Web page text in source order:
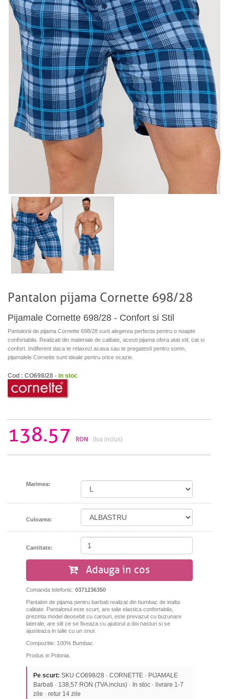
Pantalon pijama Cornette 698/28
Pijamale Cornette 698/28 - Confort si Stil
Pantalonii de pijama Cornette 698/28 sunt alegerea perfecta pentru o noapte
confortabila. Realizati din materiale de calitate, acesti pijama ofera atat stil, cat si
confort. Indiferent daca te relaxezi acasa sau te pregatesti pentru somn,
pijamalele Cornette sunt ideale pentru orice ocazie.
Cod : CO698/28 - in stoc
138.57 RON (tva inclus)
Marimea:
Culoarea:
Cantitate:
Adauga in cos
Comanda telefonic: 0371236350
Pantalon de pijama pentru barbati realizat din bumbac de inalta
calitate. Pantalonul este scurt, are talie elastica confortabila,
prezinta model deosebit cu carouri, este prevazut cu buzunare
laterale, are slit ce se fixeaza cu ajutorul a doi nasturi si se
ajusteaza in talie cu un snur.
Compozitie: 100% Bumbac
Produs in Polonia.
Pe scurt: SKU CO698/28 · CORNETTE · PIJAMALE
Barbati · 138,57 RON (TVA inclus) · In stoc · livrare 1-7
zile · retur 14 zile